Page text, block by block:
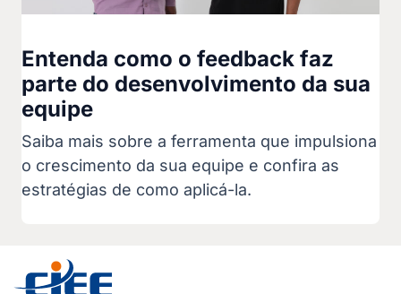
Entenda como o feedback faz
parte do desenvolvimento da sua
equipe
Saiba mais sobre a ferramenta que impulsiona
o crescimento da sua equipe e confira as
estratégias de como aplicá-la.